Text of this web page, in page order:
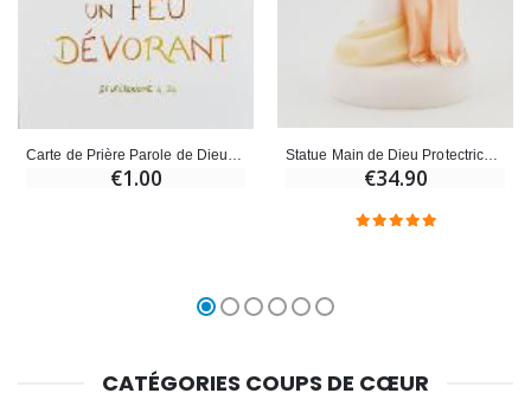
€1.00
Statue Main de Dieu Protectrice - Peinte Main - Modèle Fille
€34.90
CATÉGORIES COUPS DE CŒUR